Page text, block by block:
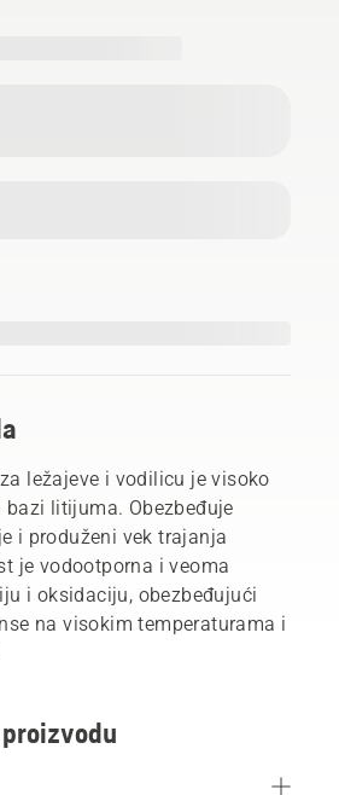
ležajeve i vodilicu je visoko
litijuma. Obezbeđuje
i produženi vek trajanja
je vodootporna i veoma
i oksidaciju, obezbeđujući
na visokim temperaturama i